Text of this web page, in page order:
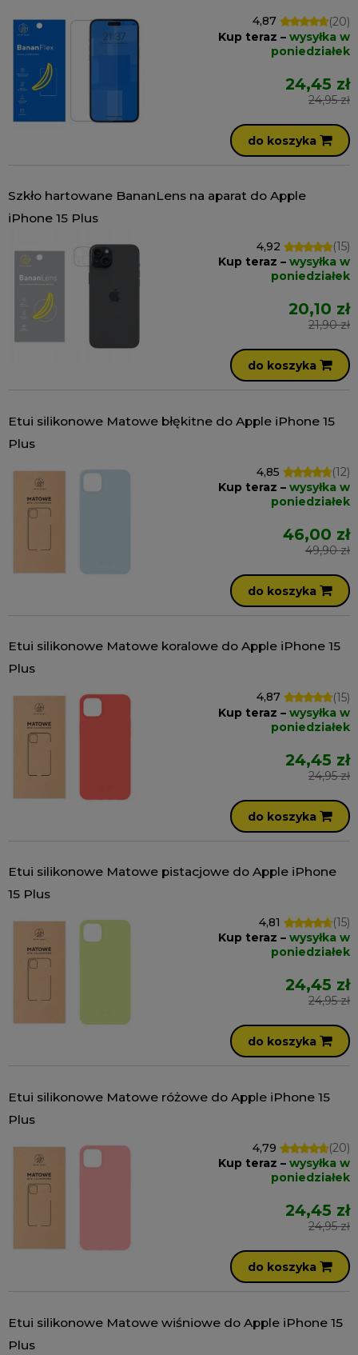
4,87
(20)
Kup teraz – wysyłka w
poniedziałek
24,45 zł
24,95 zł
do koszyka
Szkło hartowane BananLens na aparat do Apple
iPhone 15 Plus
4,92
(15)
Kup teraz – wysyłka w
poniedziałek
20,10 zł
21,90 zł
do koszyka
Etui silikonowe Matowe błękitne do Apple iPhone 15
Plus
4,85
(12)
Kup teraz – wysyłka w
poniedziałek
46,00 zł
49,90 zł
do koszyka
Etui silikonowe Matowe koralowe do Apple iPhone 15
Plus
4,87
(15)
Kup teraz – wysyłka w
poniedziałek
24,45 zł
24,95 zł
do koszyka
Etui silikonowe Matowe pistacjowe do Apple iPhone
15 Plus
4,81
(15)
Kup teraz – wysyłka w
poniedziałek
24,45 zł
24,95 zł
do koszyka
Etui silikonowe Matowe różowe do Apple iPhone 15
Plus
4,79
(20)
Kup teraz – wysyłka w
poniedziałek
24,45 zł
24,95 zł
do koszyka
Etui silikonowe Matowe wiśniowe do Apple iPhone 15
Plus